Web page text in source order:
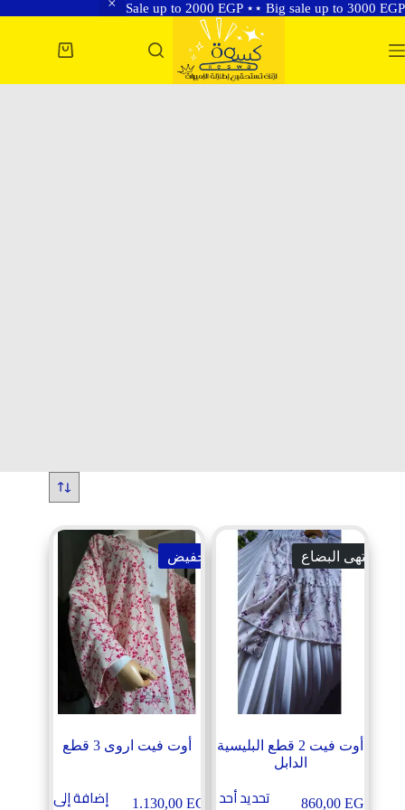
Sale up to 2000 EGP ⋆⋆ Big sale up to 3000 EGP
إلى
المحتوى
عربة
انتهى البضاع
أوت فيت 2 قطع البليسية
الدابل
860,00 EGP
تحديد أحد
هناك
تخفيض
أوت فيت اروى 3 قطع
1.130,00 EGP
إضافة إلى